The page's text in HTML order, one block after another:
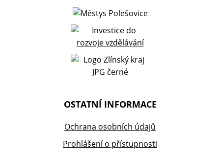
OSTATNÍ INFORMACE
Ochrana osobních údajů
Prohlášení o přístupnosti